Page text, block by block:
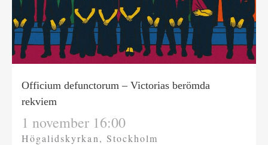
Officium defunctorum – Victorias berömda
rekviem
1 november 16:00
Högalidskyrkan, Stockholm